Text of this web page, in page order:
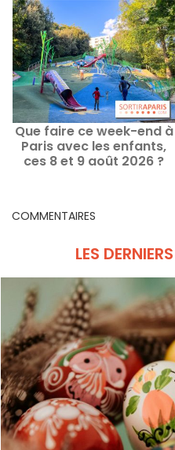
Que faire ce week-end à
Paris avec les enfants,
ces 8 et 9 août 2026 ?
COMMENTAIRES
LES